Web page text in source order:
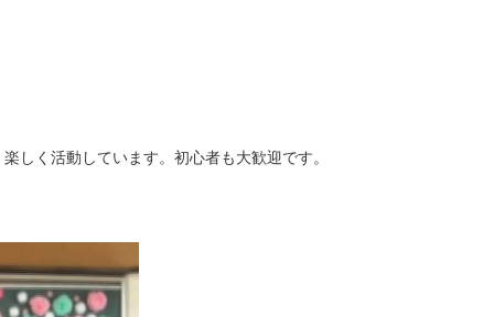
く活動しています。初心者も大歓迎です。